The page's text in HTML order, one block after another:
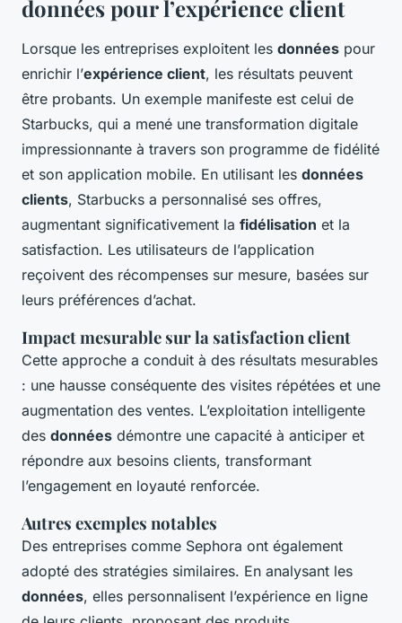
données pour l’expérience client
Lorsque les entreprises exploitent les données pour
enrichir l’expérience client, les résultats peuvent
être probants. Un exemple manifeste est celui de
Starbucks, qui a mené une transformation digitale
impressionnante à travers son programme de fidélité
et son application mobile. En utilisant les données
clients, Starbucks a personnalisé ses offres,
augmentant significativement la fidélisation et la
satisfaction. Les utilisateurs de l’application
reçoivent des récompenses sur mesure, basées sur
leurs préférences d’achat.
Impact mesurable sur la satisfaction client
Cette approche a conduit à des résultats mesurables
: une hausse conséquente des visites répétées et une
augmentation des ventes. L’exploitation intelligente
des données démontre une capacité à anticiper et
répondre aux besoins clients, transformant
l’engagement en loyauté renforcée.
Autres exemples notables
Des entreprises comme Sephora ont également
adopté des stratégies similaires. En analysant les
données, elles personnalisent l’expérience en ligne